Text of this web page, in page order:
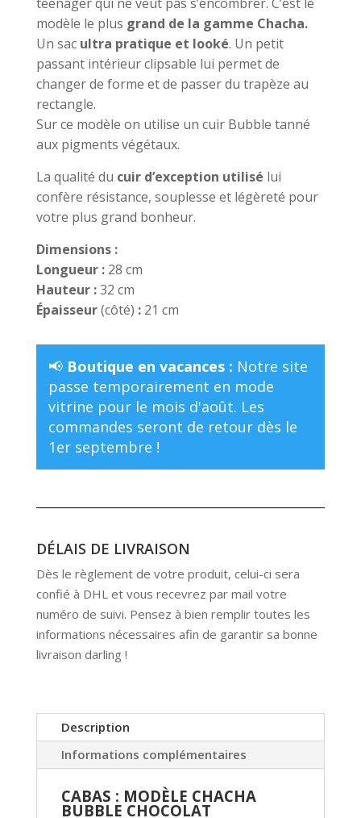
modèle le plus grand de la gamme Chacha.
Un sac ultra pratique et looké. Un petit
passant intérieur clipsable lui permet de
changer de forme et de passer du trapèze au
rectangle.
Sur ce modèle on utilise un cuir Bubble tanné
aux pigments végétaux.
La qualité du cuir d’exception utilisé lui
confère résistance, souplesse et légèreté pour
votre plus grand bonheur.
Dimensions :
Longueur :28 cm
Hauteur :32 cm
Épaisseur(côté) :21 cm
📢 Boutique en vacances : Notre site
passe temporairement en mode
vitrine pour le mois d'août. Les
commandes seront de retour dès le
1er septembre !
DÉLAIS DE LIVRAISON
Dès le règlement de votre produit, celui-ci sera
confié à DHL et vous recevrez par mail votre
numéro de suivi. Pensez à bien remplir toutes les
informations nécessaires afin de garantir sa bonne
livraison darling !
Description
Informations complémentaires
CABAS : MODÈLE CHACHA
BUBBLE CHOCOLAT